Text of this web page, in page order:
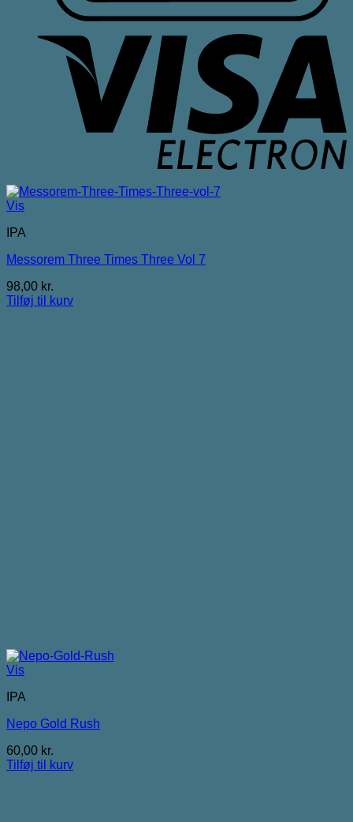
Vis
IPA
Messorem Three Times Three Vol 7
98,00 kr.
Tilføj til kurv
Vis
IPA
Nepo Gold Rush
60,00 kr.
Tilføj til kurv